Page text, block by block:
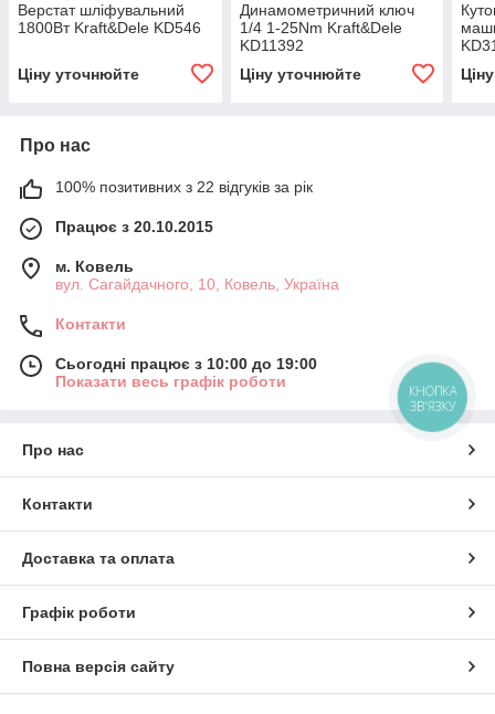
Верстат шліфувальний
1800Вт Kraft&Dele KD546
Ціну уточнюйте
Динамометричний ключ
1/4 1-25Nm Kraft&Dele
KD11392
Ціну уточнюйте
Про нас
100% позитивних з 22 відгуків за рік
Працює з 20.10.2015
м. Ковель
вул. Сагайдачного, 10, Ковель, Україна
Контакти
Сьогодні працює з 10:00 до 19:00
Показати весь графік роботи
Про нас
Контакти
Доставка та оплата
Графік роботи
Повна версія сайту
КНОПКА
ЗВ'ЯЗКУ